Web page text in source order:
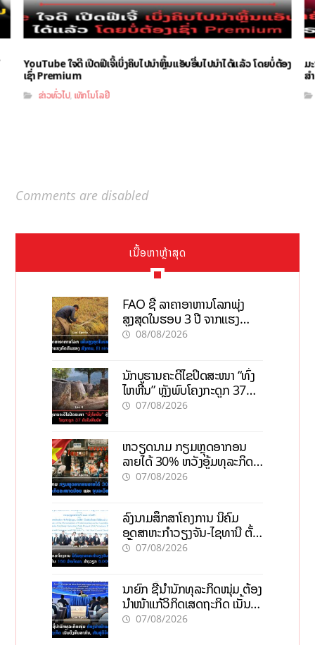
YouTube ໃຈດີ ເປີດຟີເຈີ້ເບິ່ງຄິບໄປນຳຫຼິ້ນແອັບອື່ນໄປນຳໄດ້ແລ້ວ ໂດຍບໍ່ຕ້ອງ
ເຊົ່າ Premium
ຂ່າວທົ່ວໄປ ເທັກໂນໂລຢີ
ມ
ສ
Comments are disabled
ເນື້ອຫາຫຼ້າສຸດ
FAO ຊີ້ ລາຄາອາຫານໂລກພຸ່ງ
ສູງສຸດໃນຮອບ 3 ປີ ຈາກແຮງ
ກົດດັນຂອງສົງຄາມ, El nino
08/08/2026
ນັກບູຮານຄະດີໄຂປິດສະໜາ “ທົ່ງ
ໄຫຫີນ” ຫຼັງພົບໂຄງກະດູກ 37
ຄົນໃນຫີນຍັກ
07/08/2026
ຫວຽດນາມ ກຽມຫຼຸດອາກອນ
ລາຍໄດ້ 30% ຫວັງອູ້ມທຸລະກິດ
ຂະໜາດນ້ອຍ ແລະ ຈຸນລະ
07/08/2026
ລົງນາມສຶກສາໂຄງການ ນິຄົມ
ອຸດສາຫະກຳວຽງຈັນ-ໄຊທານີ ຕັ້ງ
ເປົ້າດຶງທຶນ 150 ລ້ານໂດລາ, ສ້າງ
07/08/2026
ນາຍົກ ຊີ້ນຳນັກທຸລະກິດໜຸ່ມ ຕ້ອງ
ນຳໜ້າແກ້ວິກິດເສດຖະກິດ ເນັ້ນດຶງ
ທຶນສາກົນ, ຫັນສູ່ດິຈິຕອນ
07/08/2026